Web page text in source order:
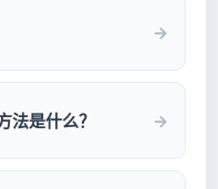
法是什么？